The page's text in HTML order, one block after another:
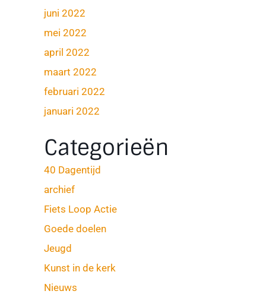
juni 2022
mei 2022
april 2022
maart 2022
februari 2022
januari 2022
Categorieën
40 Dagentijd
archief
Fiets Loop Actie
Goede doelen
Jeugd
Kunst in de kerk
Nieuws